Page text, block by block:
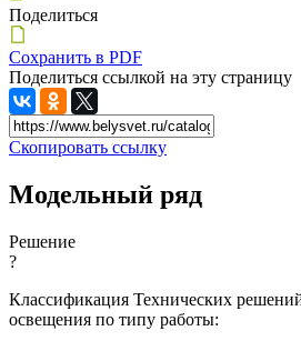
Поделиться
Сохранить в PDF
Поделиться ссылкой на эту страницу
Скопировать ссылку
Модельный ряд
Решение
?
Классификация Технических
освещения по типу работы: